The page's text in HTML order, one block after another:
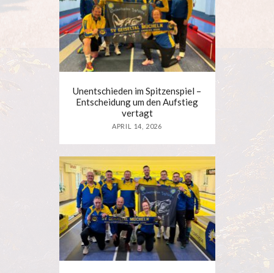
Unentschieden im Spitzenspiel –
Entscheidung um den Aufstieg
vertagt
APRIL 14, 2026